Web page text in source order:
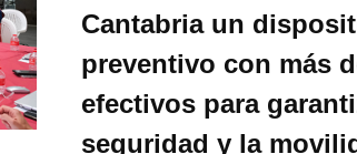
Cantabria un
preventivo con más
efectivos para
seguridad y la